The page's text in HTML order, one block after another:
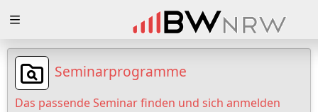
Loading
Loading
Seminarprogramme
Das passende Seminar finden und sich anmelden